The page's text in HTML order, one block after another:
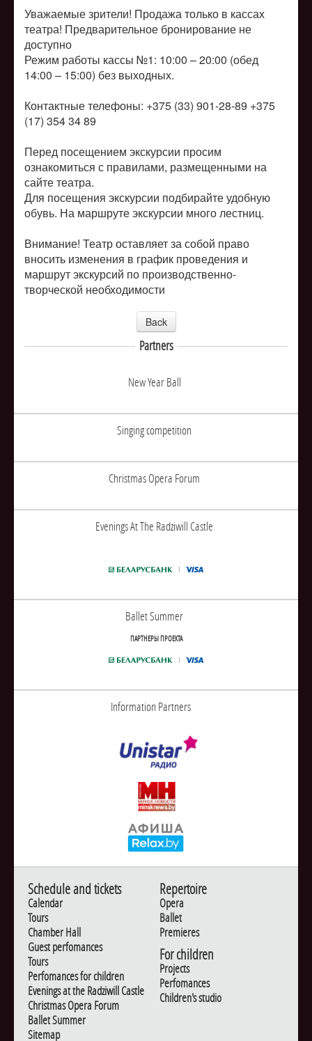
Уважаемые зрители! Продажа только в кассах
театра! Предварительное бронирование не
доступно
Режим работы кассы №1: 10:00 – 20:00 (обед
14:00 – 15:00) без выходных.
Контактные телефоны: +375 (33) 901-28-89 +375
(17) 354 34 89
Перед посещением экскурсии просим
ознакомиться с правилами, размещенными на
сайте театра.
Для посещения экскурсии подбирайте удобную
обувь. На маршруте экскурсии много лестниц.
Внимание! Театр оставляет за собой право
вносить изменения в график проведения и
маршрут экскурсий по производственно-
творческой необходимости
Back
Partners
New Year Ball
Singing competition
Christmas Opera Forum
Evenings At The Radziwill Castle
Ballet Summer
ПАРТНЕРЫ ПРОЕКТА
Information Partners
Schedule and tickets
Calendar
Tours
Chamber Hall
Guest perfomances
Tours
Perfomances for children
Evenings at the Radziwill Castle
Christmas Opera Forum
Ballet Summer
Sitemap
Repertoire
Opera
Ballet
Premieres
For children
Projects
Perfomances
Children's studio